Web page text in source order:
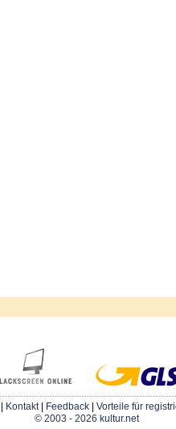
Kontakt| Feedback| Vorteile für
© 2003 - 2026 kultur.net